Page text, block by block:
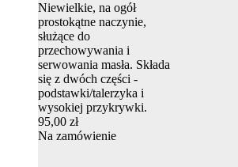
Niewielkie, na ogół
prostokątne naczynie,
służące do
przechowywania i
serwowania masła. Składa
się z dwóch części -
podstawki/talerzyka i
wysokiej przykrywki.
95,00 zł
Na zamówienie